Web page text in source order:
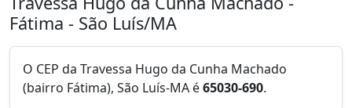
Fátima - São Luís/MA
O CEP da Travessa Hugo da Cunha Machado
(bairro Fátima), São Luís-MA é65030-690.